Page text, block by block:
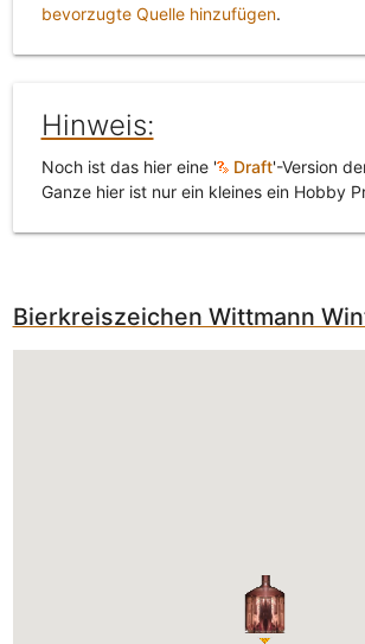
bevorzugte Quelle hinzufügen.
Hinweis:
Noch ist das hier eine ' Draft'-Version
Ganze hier ist nur ein kleines ein Hobby
Bierkreiszeichen Wittmann